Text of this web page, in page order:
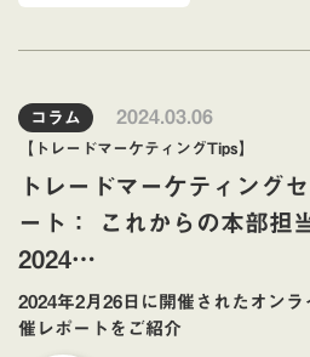
コラム 2024.03.06
【トレードマーケティングTips】
トレードマーケティング
ート： これからの本部担
2024…
2024年2月26日に開催されたオンラ
催レポートをご紹介